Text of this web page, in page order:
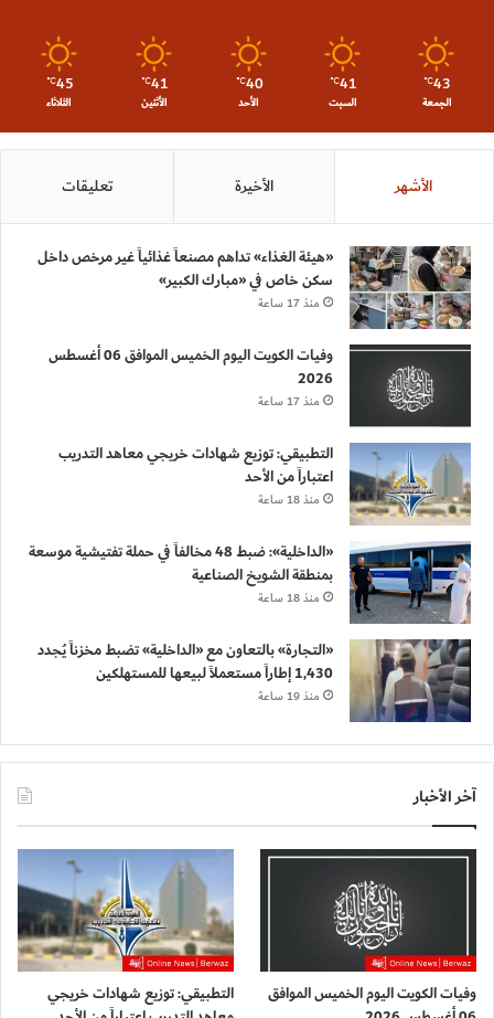
43
℃
الجمعة
41
℃
السبت
40
℃
الأحد
41
℃
الأثنين
45
℃
الثلاثاء
الأشهر الأخيرة تعليقات
«هيئة الغذاء» تداهم مصنعاً غذائياً غير مرخص داخل
سكن خاص في «مبارك الكبير»
منذ 17 ساعة
وفيات الكويت اليوم الخميس الموافق 06 أغسطس
2026
منذ 17 ساعة
التطبيقي: توزيع شهادات خريجي معاهد التدريب
اعتباراً من الأحد
منذ 18 ساعة
«الداخلية»: ضبط 48 مخالفاً في حملة تفتيشية موسعة
بمنطقة الشويخ الصناعية
منذ 18 ساعة
«التجارة» بالتعاون مع «الداخلية» تضبط مخزناً يُجدد
1,430 إطاراً مستعملاً لبيعها للمستهلكين
منذ 19 ساعة
آخر الأخبار
وفيات الكويت اليوم الخميس الموافق
التطبيقي: توزيع شهادات خريجي